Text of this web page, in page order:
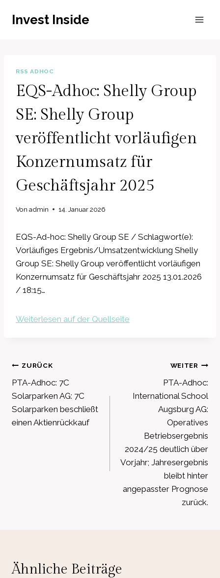
InhaltInvest Inside
RSS ADHOC
EQS-Adhoc: Shelly Group
SE: Shelly Group
veröffentlicht vorläufigen
Konzernumsatz für
Geschäftsjahr 2025
Von admin 14. Januar 2026
EQS-Ad-hoc: Shelly Group SE / Schlagwort(e):
Vorläufiges Ergebnis/Umsatzentwicklung Shelly
Group SE: Shelly Group veröffentlicht vorläufigen
Konzernumsatz für Geschäftsjahr 2025 13.01.2026
/ 18:15…
Weiterlesen auf der Quellseite
Beitragsnavigation
ZURÜCK
PTA-Adhoc: 7C
Solarparken AG: 7C
Solarparken beschließt
einen Aktienrückkauf
WEITER
PTA-Adhoc:
International School
Augsburg AG:
Operatives
Betriebsergebnis
2024/25 deutlich über
Vorjahr; Jahresergebnis
bleibt hinter
angepasster Prognose
zurück.
Ähnliche Beiträge